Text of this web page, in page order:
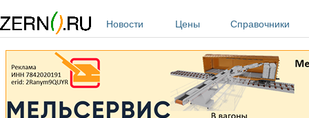
Новости
Цены Справочники